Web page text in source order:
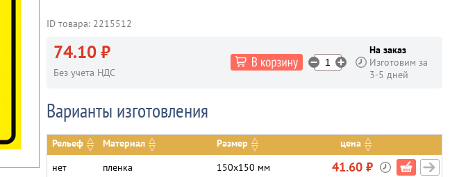
ID товара: 2215512
74.10 ₽
Без учета НДС
На заказ
Изготовим за
3-5 дней
Варианты изготовления
Рельеф Материал Размер
цена
нет
пленка 150х150 мм 41.60 ₽